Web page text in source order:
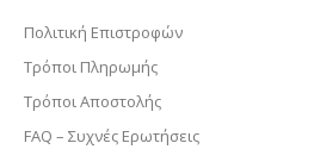
Πολιτική Επιστροφών
Τρόποι Πληρωμής
Τρόποι Αποστολής
FAQ – Συχνές Ερωτήσεις